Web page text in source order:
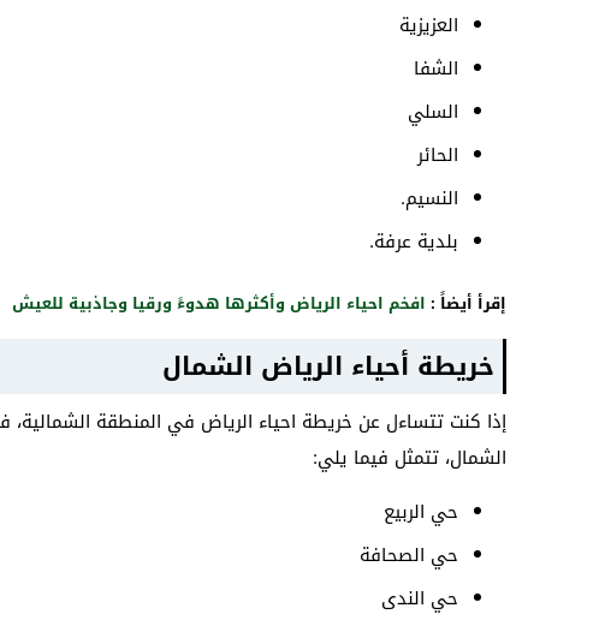
العزيزية
الشفا
السلي
الحائر
النسيم.
بلدية عرفة.
إقرأ أيضاً : افخم احياء الرياض وأكثرها هدوءً ورقيا وجاذبية للعيش
خريطة أحياء الرياض الشمال
إذا كنت تتساءل عن خريطة احياء الرياض في المنطقة
الشمال، تتمثل فيما يلي:
حي الربيع
حي الصحافة
حي الندى